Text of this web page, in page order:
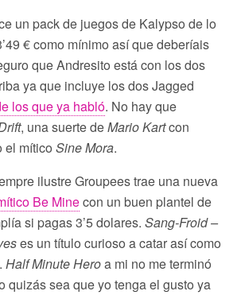
un pack de juegos de Kalypso de lo
€ como mínimo así que deberíais
que Andresito está con los dos
ya que incluye los dos Jagged
los que ya habló. No hay que
, una suerte deMario Kartcon
el mítico Sine Mora.
ilustre Groupees trae una nueva
Be Minecon un buen plantel de
si pagas 3’5 dolares. Sang-Froid –
es un título curioso a catar así como
. Half Minute Heroa mi no me terminó
quizás sea que yo tenga el gusto ya